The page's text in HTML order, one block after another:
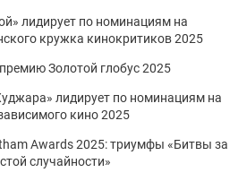
лидирует по номинациям на
кружка кинокритиков 2025
Золотой глобус 2025
лидирует по номинациям на
кино 2025
Awards 2025: триумфы «Битвы за
случайности»